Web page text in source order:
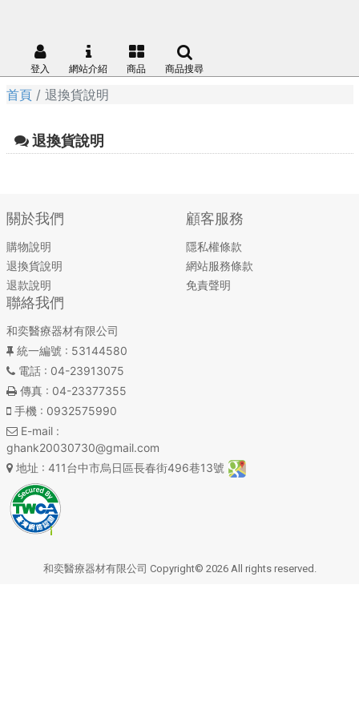
登入 網站介紹 商品 商品搜尋
首頁 退換貨說明
退換貨說明
關於我們
購物說明
退換貨說明
退款說明
顧客服務
隱私權條款
網站服務條款
免責聲明
聯絡我們
和奕醫療器材有限公司
統一編號 : 53144580
電話: 04-23913075
傳真: 04-23377355
手機 : 0932575990
E-mail:
ghank20030730@gmail.com
地址 : 411台中市烏日區長春街496巷13號
和奕醫療器材有限公司 Copyright© 2026 All rights reserved.